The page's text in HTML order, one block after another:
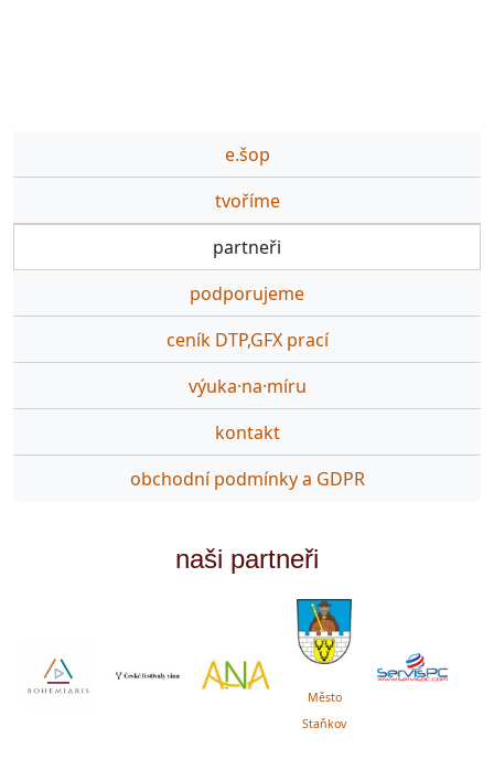
e.šop
tvoříme
partneři
podporujeme
ceník DTP,GFX prací
výuka·na·míru
kontakt
obchodní podmínky a GDPR
naši partneři
Město
Staňkov